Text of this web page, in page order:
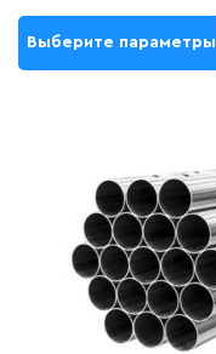
Выберите параметры